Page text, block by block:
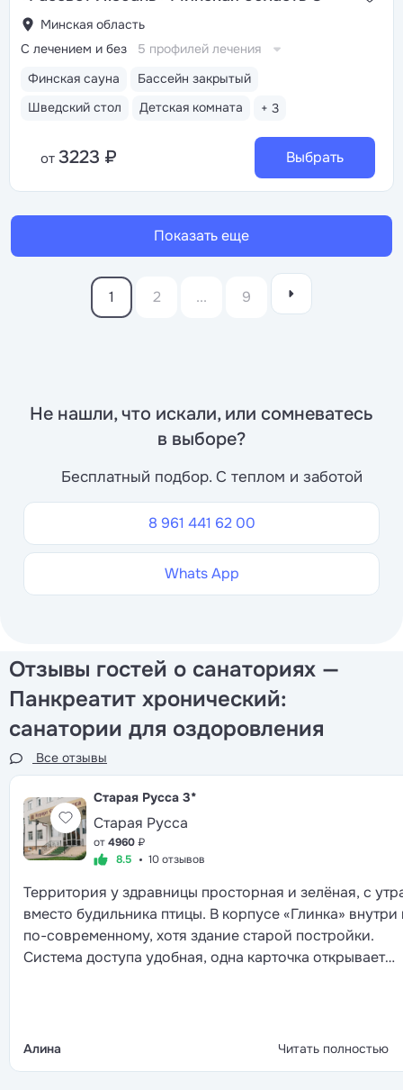
Минская область
Финская сауна
Бассейн закрытый
Шведский стол
Детская комната + 3
С лечением и без 5 профилей лечения
от 3223 ₽ Выбрать
Показать еще
1 2 ... 9
Не нашли, что искали, или сомневатесь
в выборе?
Бесплатный подбор. С теплом и заботой
8 961 441 62 00
Whats App
Отзывы гостей о санаториях —
Панкреатит хронический:
санатории для оздоровления
Все отзывы
Старая Русса 3*
Старая Русса
от4960₽
8.5
10 отзывов
Территория у здравницы просторная и зелёная, с
вместо будильника птицы. В корпусе «Глинка» внутри
по-современному, хотя здание старой постройки.
Система доступа удобная, одна карточка открывает
стандартное, после осмотра врача назначают
Алина Читать полностью